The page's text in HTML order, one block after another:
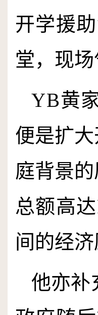
开学援
堂，现
YB黄
便是扩
庭背景
总额高达
间的经
他亦补